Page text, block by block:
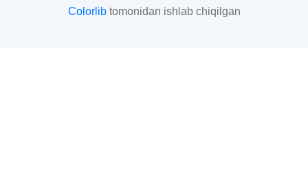
Colorlibtomonidan ishlab chiqilgan